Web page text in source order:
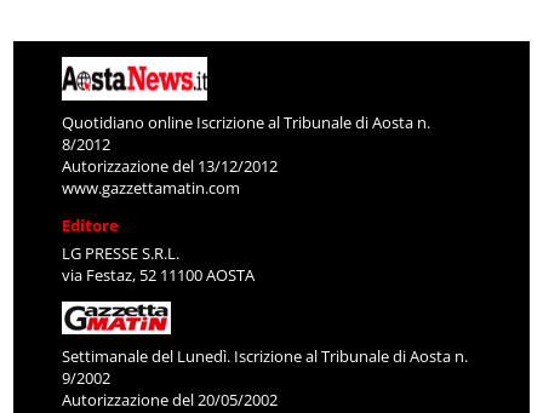
Quotidiano online Iscrizione al Tribunale di Aosta n.
8/2012
Autorizzazione del 13/12/2012
www.gazzettamatin.com
Editore
LG PRESSE S.R.L.
via Festaz, 52 11100 AOSTA
Settimanale del Lunedì. Iscrizione al Tribunale di Aosta n.
9/2002
Autorizzazione del 20/05/2002